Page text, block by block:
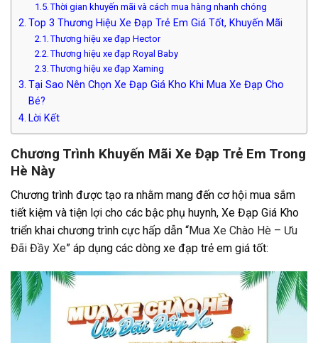
Thời gian khuyến mãi và cách mua hàng nhanh chóng
Top 3 Thương Hiệu Xe Đạp Trẻ Em Giá Tốt, Khuyến Mãi
Thương hiệu xe đạp Hector
Thương hiệu xe đạp Royal Baby
Thương hiệu xe đạp Xaming
Tại Sao Nên Chọn Xe Đạp Giá Kho Khi Mua Xe Đạp Cho
Bé?
Lời Kết
Chương Trình Khuyến Mãi Xe Đạp Trẻ Em Trong
Hè Này
Chương trình được tạo ra nhằm mang đến cơ hội mua sắm
tiết kiệm và tiện lợi cho các bậc phụ huynh, Xe Đạp Giá Kho
triển khai chương trình cực hấp dẫn “Mua Xe Chào Hè – Ưu
Đãi Đầy Xe” áp dụng các dòng xe đạp trẻ em giá tốt: